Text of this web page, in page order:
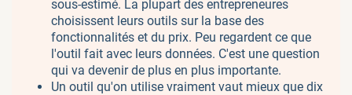
sous-estimé. La plupart des entrepreneures
choisissent leurs outils sur la base des
fonctionnalités et du prix. Peu regardent ce que
l'outil fait avec leurs données. C'est une question
qui va devenir de plus en plus importante.
Un outil qu'on utilise vraiment vaut mieux que dix